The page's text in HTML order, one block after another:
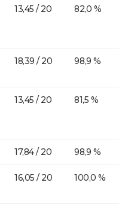
13,45 / 20 82,0 %
18,39 / 20 98,9 %
13,45 / 20 81,5 %
17,84 / 20 98,9 %
16,05 / 20 100,0 %